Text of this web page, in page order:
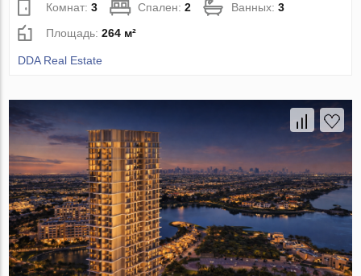
Комнат:3 Спален:2 Ванных:3
Площадь:264 м²
DDA Real Estate